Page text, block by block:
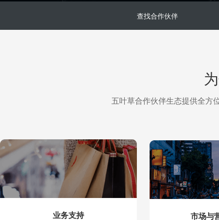
查找合作伙伴
市场与
业务支持
五叶草合作伙伴生态提供全方